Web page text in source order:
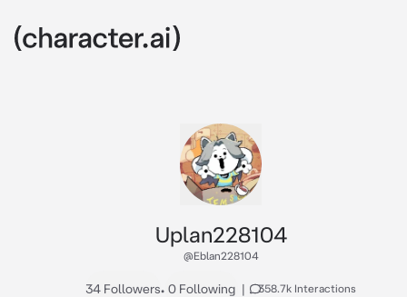
Uplan228104
@Eblan228104
34 Followers• 0 Following | 358.7k Interactions